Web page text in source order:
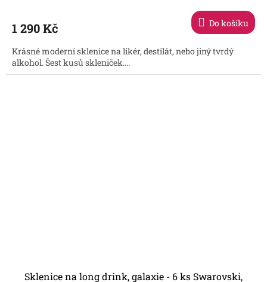
1 290 Kč Do košíku
Krásné moderní sklenice na likér, destilát, nebo jiný tvrdý
alkohol. Šest kusů skleniček....
Sklenice na long drink, galaxie - 6 ks Swarovski,